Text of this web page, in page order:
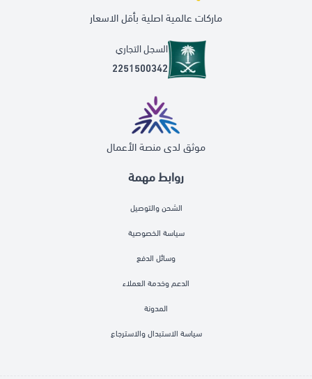
روابط مهمة
الشحن والتوصيل
سياسة الخصوصية
وسائل الدفع
الدعم وخدمة العملاء
المدونة
سياسة الاستبدال والاسترجاع
ماركات عالمية اصلية بأقل الاسعار
السجل التجاري
2251500342
موثق لدى منصة الأعمال